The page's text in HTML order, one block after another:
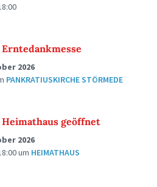
Erntedankmesse
2026
PANKRATIUSKIRCHE STÖRMEDE
Heimathaus geöffnet
2026
um HEIMATHAUS